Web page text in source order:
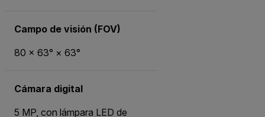
Campo de visión (FOV)
80 × 63° × 63°
Cámara digital
5 MP, con lámpara LED de